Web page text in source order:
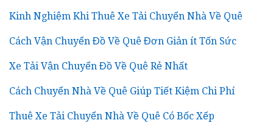
Kinh Nghiệm Khi Thuê Xe Tải Chuyển Nhà Về Quê
Cách Vận Chuyển Đồ Về Quê Đơn Giản ít Tốn Sức
Xe Tải Vận Chuyển Đồ Về Quê Rẻ Nhất
Cách Chuyển Nhà Về Quê Giúp Tiết Kiệm Chi Phí
Thuê Xe Tải Chuyển Nhà Về Quê Có Bốc Xếp